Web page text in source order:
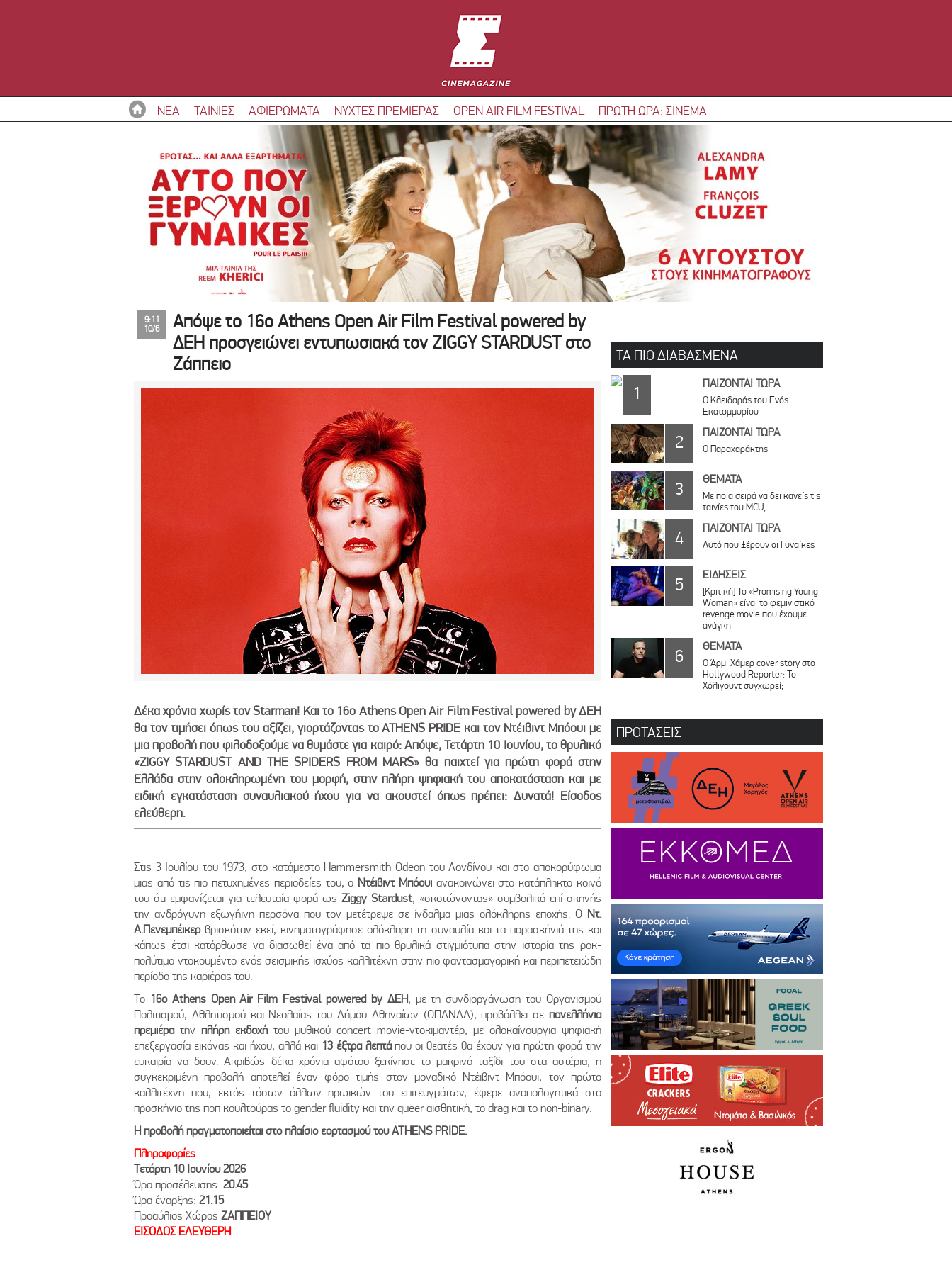
ΝΕΑ ΤΑΙΝΙΕΣ ΑΦΙΕΡΩΜΑΤΑ ΝΥΧΤΕΣ ΠΡΕΜΙΕΡΑΣ OPEN AIR FILM FESTIVAL ΠΡΩΤΗ ΩΡΑ: ΣΙΝΕΜΑ
9:11
10/6
Απόψε το 16ο Athens Open Air Film Festival powered by
ΔΕΗ προσγειώνει εντυπωσιακά τον ZIGGY STARDUST στο
Ζάππειο
Δέκα χρόνια χωρίς τον Starman! Και το 16ο Athens Open Air Film Festival powered by ΔΕΗ
θα τον τιμήσει όπως του αξίζει, γιορτάζοντας το ATHENS PRIDE και τον Ντέιβιντ Μπόουι με
μια προβολή που φιλοδοξούμε να θυμάστε για καιρό: Απόψε, Τετάρτη 10 Ιουνίου, το θρυλικό
«ZIGGY STARDUST AND THE SPIDERS FROM MARS» θα παιχτεί για πρώτη φορά στην
Ελλάδα στην ολοκληρωμένη του μορφή, στην πλήρη ψηφιακή του αποκατάσταση και με
ειδική εγκατάσταση συναυλιακού ήχου για να ακουστεί όπως πρέπει: Δυνατά! Είσοδος
ελεύθερη.
Στις 3 Ιουλίου του 1973, στο κατάμεστο Hammersmith Odeon του Λονδίνου και στο αποκορύφωμα
μιας από τις πιο πετυχημένες περιοδείες του, ο Ντέιβιντ Μπόουι ανακοινώνει στο κατάπληκτο κοινό
του ότι εμφανίζεται για τελευταία φορά ως Ziggy Stardust, «σκοτώνοντας» συμβολικά επί σκηνής
την ανδρόγυνη εξωγήινη περσόνα που τον μετέτρεψε σε ίνδαλμα μιας ολόκληρης εποχής. Ο Ντ.
Α.Πενεμπέικερβρισκόταν εκεί, κινηματογράφησε ολόκληρη τη συναυλία και τα παρασκήνιά της και
κάπως έτσι κατόρθωσε να διασωθεί ένα από τα πιο θρυλικά στιγμιότυπα στην ιστορία της ροκ-
πολύτιμο ντοκουμέντο ενός σεισμικής ισχύος καλλιτέχνη στην πιο φαντασμαγορική και περιπετειώδη
περίοδο της καριέρας του.
Το 16o Athens Open Air Film Festival powered by ΔΕΗ, με τη συνδιοργάνωση του Οργανισμού
Πολιτισμού, Αθλητισμού και Νεολαίας του Δήμου Αθηναίων (ΟΠΑΝΔΑ), προβάλλει σε πανελλήνια
πρεμιέρα την πλήρη εκδοχή του μυθικού concert movie-ντοκιμαντέρ, με ολοκαίνουργια ψηφιακή
επεξεργασία εικόνας και ήχου, αλλά και 13 έξτρα λεπτάπου οι θεατές θα έχουν για πρώτη φορά την
ευκαιρία να δουν. Ακριβώς δέκα χρόνια αφότου ξεκίνησε το μακρινό ταξίδι του στα αστέρια, η
συγκεκριμένη προβολή αποτελεί έναν φόρο τιμής στον μοναδικό Ντέιβιντ Μπόουι, τον πρώτο
καλλιτέχνη που, εκτός τόσων άλλων ηρωικών του επιτευγμάτων, έφερε αναπολογητικά στο
προσκήνιο της ποπ κουλτούρας το gender fluidity και την queer αισθητική, το drag και το non-binary.
Η προβολή πραγματοποιείται στο πλαίσιο εορτασμού του ATHENS PRIDE.
Πληροφορίες
Τετάρτη 10 Ιουνίου 2026
Ώρα προσέλευσης: 20.45
Ώρα έναρξης: 21.15
Προαύλιος Χώρος ΖΑΠΠΕΙΟΥ
ΕΙΣΟΔΟΣ ΕΛΕΥΘΕΡΗ
ΤΑ ΠΙΟ ΔΙΑΒΑΣΜΕΝΑ
1 ΠΑΙΖΟΝΤΑΙ ΤΩΡΑ
Ο Κλειδαράς του Ενός
Εκατομμυρίου
2 ΠΑΙΖΟΝΤΑΙ ΤΩΡΑ
Ο Παραχαράκτης
3 ΘΕΜΑΤΑ
Με ποια σειρά να δει κανείς τις
ταινίες του MCU;
4 ΠΑΙΖΟΝΤΑΙ ΤΩΡΑ
Αυτό που Ξέρουν οι Γυναίκες
5 ΕΙΔΗΣΕΙΣ
[Κριτική] Το «Promising Young
Woman» είναι το φεμινιστικό
revenge movie που έχουμε
ανάγκη
6 ΘΕΜΑΤΑ
Ο Άρμι Χάμερ cover story στο
Hollywood Reporter: Το
Χόλιγουντ συγχωρεί;
ΠΡΟΤΑΣΕΙΣ